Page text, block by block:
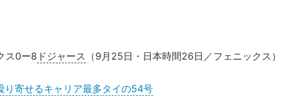
ス0ー8 ドジャース （9月25日・日本時間26日／フェニックス）
り寄せるキャリア最多タイの54号